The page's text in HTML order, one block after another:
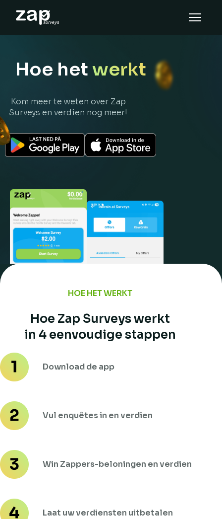
NL
Hoe het werkt
Kom meer te weten over Zap
Surveys en verdien nog meer!
HOE HET WERKT
Hoe Zap Surveys werkt
in 4 eenvoudige stappen
Download de app
Vul enquêtes in en verdien
Win Zappers-beloningen en verdien
Laat uw verdiensten uitbetalen